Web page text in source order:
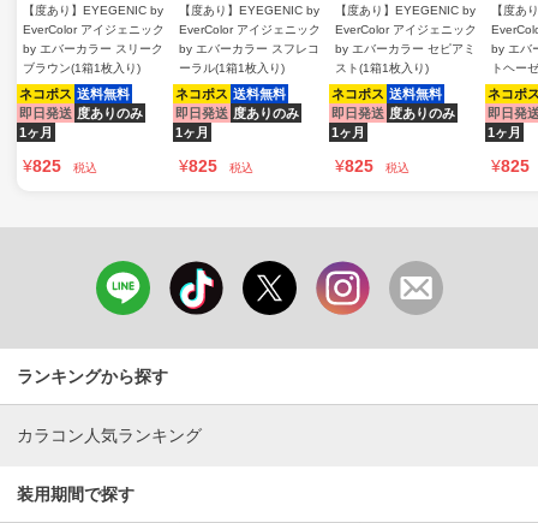
【度あり】EYEGENIC by
EverColor アイジェニック
by エバーカラー スリーク
ブラウン(1箱1枚入り)
ネコポス 送料無料
即日発送 度ありのみ
1ヶ月
¥825 税込
【度あり】EYEGENIC by
EverColor アイジェニック
by エバーカラー スフレコ
ーラル(1箱1枚入り)
ネコポス 送料無料
即日発送 度ありのみ
1ヶ月
¥825 税込
【度あり】EYEGENIC by
EverColor アイジェニック
by エバーカラー セピアミ
スト(1箱1枚入り)
ネコポス 送料無料
即日発送 度ありのみ
1ヶ月
¥825 税込
【度あ
by エバ
トヘー
ネコポ
即日発
1ヶ月
¥825
ランキングから探す
カラコン人気ランキング
装用期間で探す